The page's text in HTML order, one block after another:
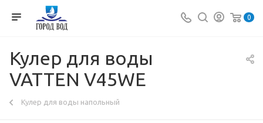
0
Кулер для воды
VATTEN V45WE
Кулер для воды напольный